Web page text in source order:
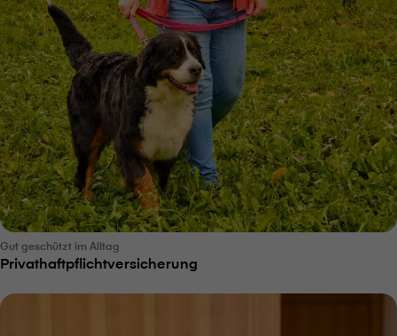
Gut geschützt im Alltag
Privathaftpflichtversicherung